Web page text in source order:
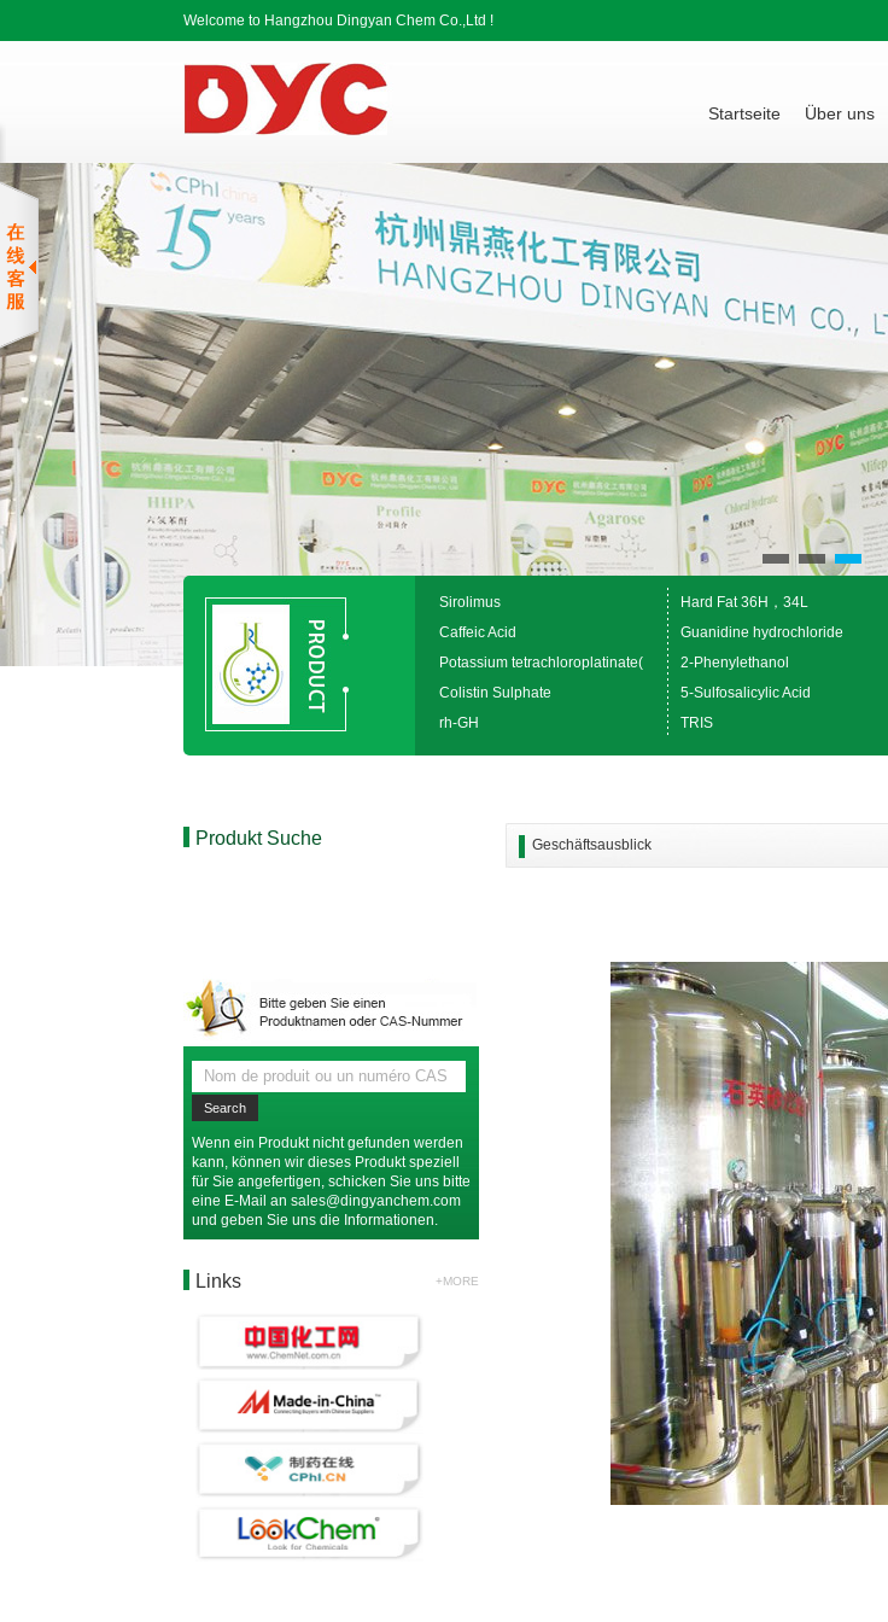
Welcome to Hangzhou Dingyan Chem Co.,Ltd !
Startseite Über uns
Sirolimus Hard Fat 36H，34L
Caffeic Acid
Guanidine hydrochloride
Potassium tetrachloroplatinate(
2-Phenylethanol
Colistin Sulphate
5-Sulfosalicylic Acid
rh-GH
TRIS
Produkt Suche
Wenn ein Produkt nicht gefunden werden
kann, können wir dieses Produkt speziell
für Sie angefertigen, schicken Sie uns bitte
eine E-Mail an sales@dingyanchem.com
und geben Sie uns die Informationen.
Links +MORE
Geschäftsausblick